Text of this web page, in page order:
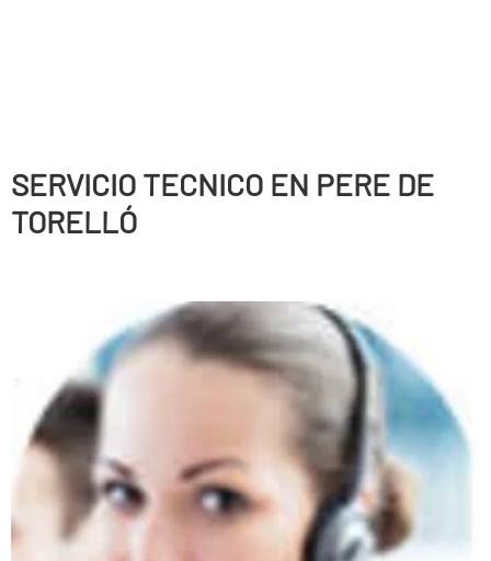
SERVICIO TECNICO EN PERE DE
TORELLÓ